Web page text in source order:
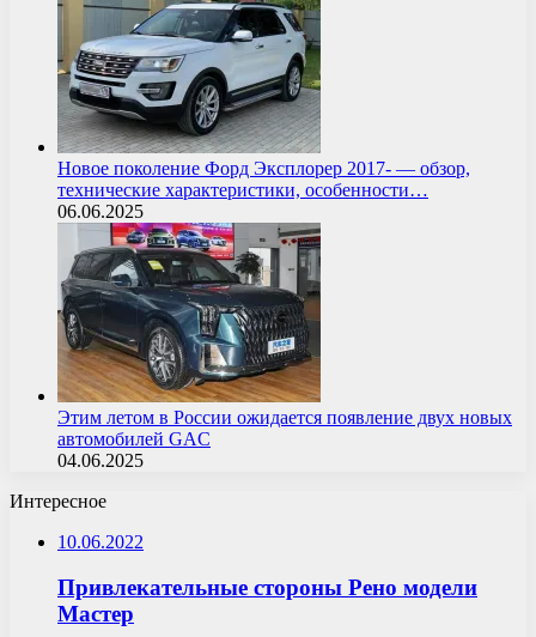
Новое поколение Форд Эксплорер 2017- — обзор,
технические характеристики, особенности…
06.06.2025
Этим летом в России ожидается появление двух новых
автомобилей GAC
04.06.2025
Интересное
10.06.2022
Привлекательные стороны Рено модели
Мастер